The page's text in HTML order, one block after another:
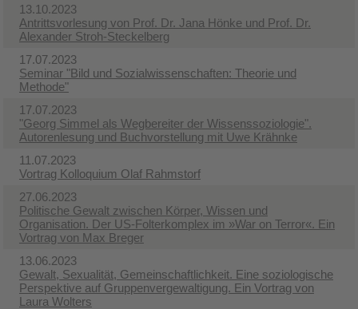
13.10.2023
Antrittsvorlesung von Prof. Dr. Jana Hönke und Prof. Dr.
Alexander Stroh-Steckelberg
17.07.2023
Seminar "Bild und Sozialwissenschaften: Theorie und
Methode"
17.07.2023
"Georg Simmel als Wegbereiter der Wissenssoziologie".
Autorenlesung und Buchvorstellung mit Uwe Krähnke
11.07.2023
Vortrag Kolloquium Olaf Rahmstorf
27.06.2023
Politische Gewalt zwischen Körper, Wissen und
Organisation. Der US-Folterkomplex im »War on Terror«. Ein
Vortrag von Max Breger
13.06.2023
Gewalt, Sexualität, Gemeinschaftlichkeit. Eine soziologische
Perspektive auf Gruppenvergewaltigung. Ein Vortrag von
Laura Wolters